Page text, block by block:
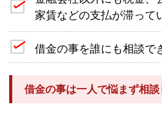
家賃などの支払が滞って
借金の事を誰にも相談で
借金の事は一人で悩まず相談